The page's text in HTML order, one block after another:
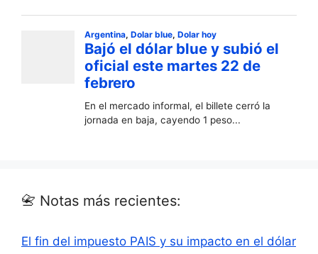
📇 Notas más recientes:
El fin del impuesto PAIS y su impacto en el dólar